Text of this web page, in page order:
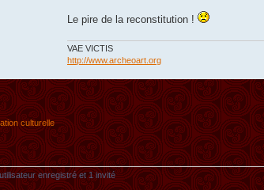
Le pire de la reconstitution !
VAE VICTIS
http://www.archeoart.org
culturelle
enregistré et 1 invité